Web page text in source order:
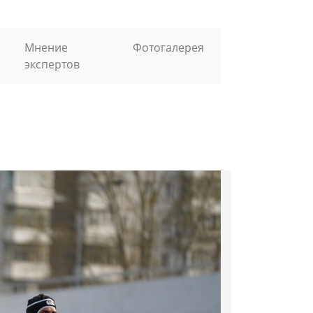
Мнение
экспертов
Фотогалерея